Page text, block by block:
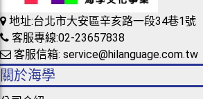
地址:台北市大安區辛亥路一段34巷1號
客服專線:02-23657838
客服信箱: service@hilanguage.com.tw
關於海學